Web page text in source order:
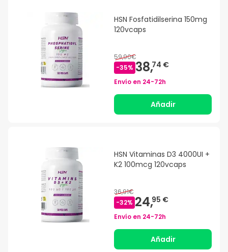
HSN Fosfatidilserina 150mg
120vcaps
59,90€
-35% 38,74 €
Envío en 24-72h
Añadir
HSN Vitaminas D3 4000UI +
K2 100mcg 120vcaps
36,91€
-32% 24,95 €
Envío en 24-72h
Añadir